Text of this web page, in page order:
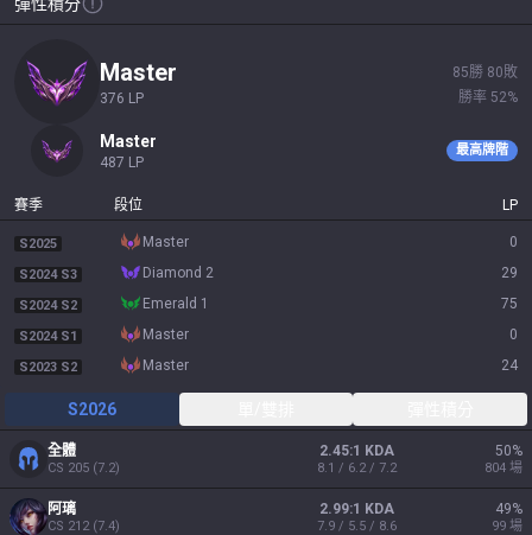
master
376 LP
85勝 80敗
勝率 52%
master
487 LP
最高牌階
賽季 段位 LP
S2025 master 0
S2024 S3 diamond 2 29
S2024 S2 emerald 1 75
S2024 S1 master 0
S2023 S2 master 24
S2026
全體
CS 205 (7.2)
2.45:1 KDA
8.1 / 6.2 / 7.2
50%
804 場
阿璃
CS 212(7.4)
2.99:1 KDA
7.9 / 5.5 / 8.6
49%
99 場